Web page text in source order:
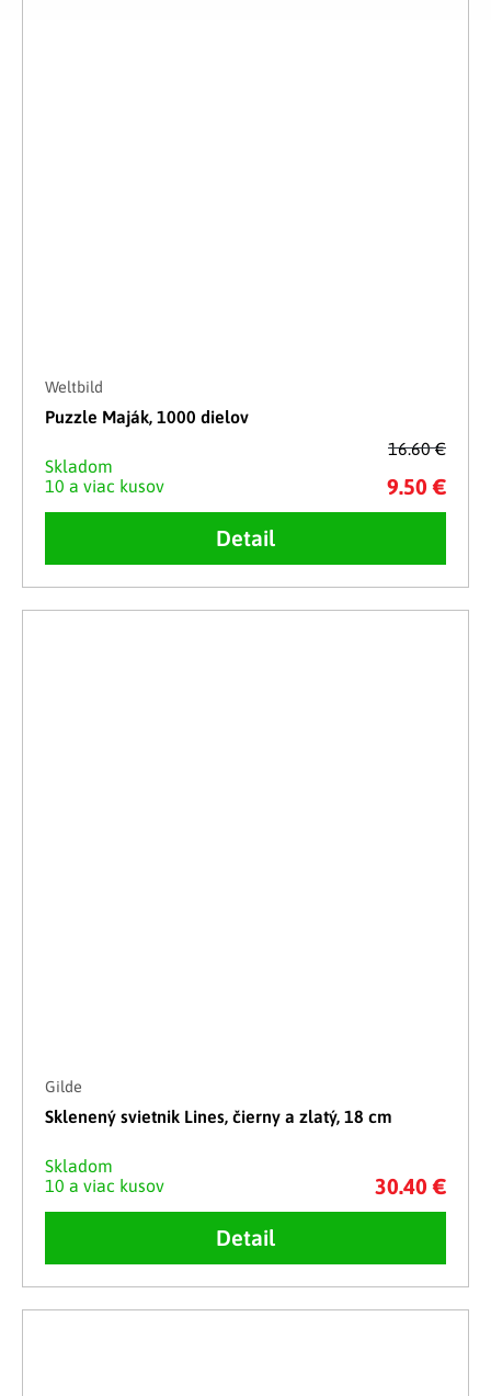
16.60 €
Weltbild
Puzzle Maják, 1000 dielov
Skladom
10 a viac kusov
9.50 €
Detail
Gilde
Sklenený svietnik Lines, čierny a zlatý, 18 cm
Skladom
10 a viac kusov
30.40 €
Detail